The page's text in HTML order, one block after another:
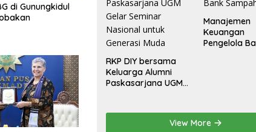
di Gunungkidul
RKP DIY bersama
Keluarga Alumni
Paskasarjana UGM
Generasi Muda
Manajemen
Keuangan
Pengelola
View More